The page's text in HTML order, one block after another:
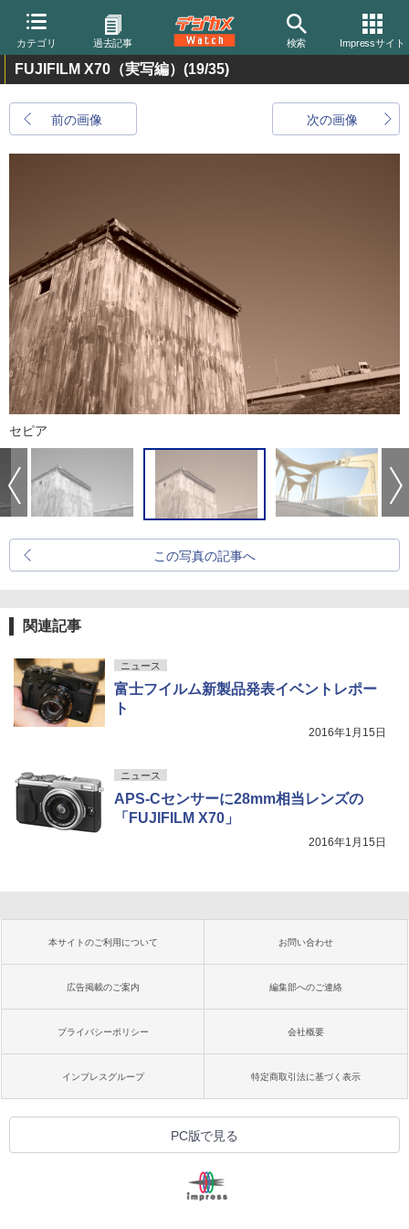
カテゴリ 過去記事 検索 Impressサイト
FUJIFILM X70（実写編） (19/35)
前の画像 次の画像
セピア
この写真の記事へ
関連記事
ニュース
富士フイルム新製品発表イベントレポー
ト
2016年1月15日
ニュース
APS-Cセンサーに28mm相当レンズの
「FUJIFILM X70」
2016年1月15日
本サイトのご利用について お問い合わせ
広告掲載のご案内 編集部へのご連絡
プライバシーポリシー 会社概要
インプレスグループ 特定商取引法に基づく表示
PC版で見る